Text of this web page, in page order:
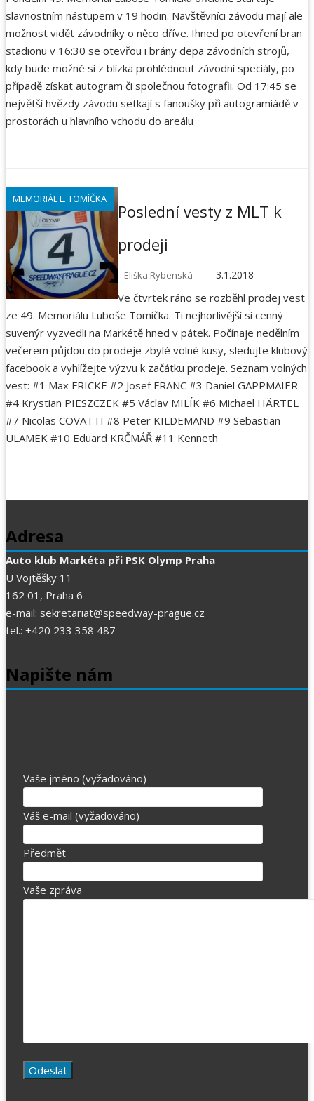
slavnostním nástupem v 19 hodin. Navštěvníci závodu mají ale
možnost vidět závodníky o něco dříve. Ihned po otevření bran
stadionu v 16:30 se otevřou i brány depa závodních strojů,
kdy bude možné si z blízka prohlédnout závodní speciály, po
případě získat autogram či společnou fotografii. Od 17:45 se
největší hvězdy závodu setkají s fanoušky při autogramiádě v
prostorách u hlavního vchodu do areálu
MEMORIÁL L. TOMÍČKA
Poslední vesty z MLT k
prodeji
Eliška Rybenská 3.1.2018
Ve čtvrtek ráno se rozběhl prodej vest
ze 49. Memoriálu Luboše Tomíčka. Ti nejhorlivější si cenný
suvenýr vyzvedli na Markétě hned v pátek. Počínaje nedělním
večerem půjdou do prodeje zbylé volné kusy, sledujte klubový
facebook a vyhlížejte výzvu k začátku prodeje. Seznam volných
vest: #1 Max FRICKE #2 Josef FRANC #3 Daniel GAPPMAIER
#4 Krystian PIESZCZEK #5 Václav MILÍK #6 Michael HÄRTEL
#7 Nicolas COVATTI #8 Peter KILDEMAND #9 Sebastian
ULAMEK #10 Eduard KRČMÁŘ #11 Kenneth
Adresa
Auto klub Markéta při PSK Olymp Praha
U Vojtěšky 11
162 01, Praha 6
e-mail: sekretariat@speedway-prague.cz
tel.: +420 233 358 487
Napište nám
Vaše jméno (vyžadováno)
Váš e-mail (vyžadováno)
Předmět
Vaše zpráva